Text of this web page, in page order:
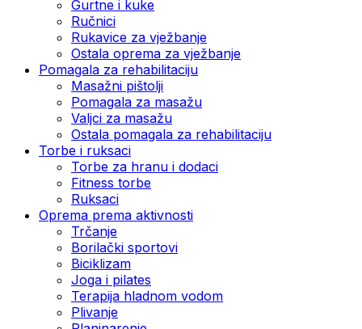
Gurtne i kuke
Ručnici
Rukavice za vježbanje
Ostala oprema za vježbanje
Pomagala za rehabilitaciju
Masažni pištolji
Pomagala za masažu
Valjci za masažu
Ostala pomagala za rehabilitaciju
Torbe i ruksaci
Torbe za hranu i dodaci
Fitness torbe
Ruksaci
Oprema prema aktivnosti
Trčanje
Borilački sportovi
Biciklizam
Joga i pilates
Terapija hladnom vodom
Plivanje